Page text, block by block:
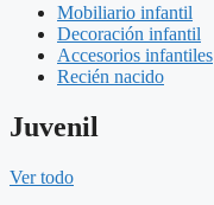
Mobiliario infantil
Decoración infantil
Accesorios infantiles
Recién nacido
Juvenil
Ver todo